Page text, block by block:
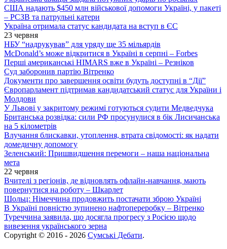
США надають $450 млн військової допомоги Україні, у пакеті
– РСЗВ та патрульні катери
Україна отримала статус кандидата на вступ в ЄС
23 червня
НБУ “надрукував” для уряду ще 35 мільярдів
McDonald’s може відкритися в Україні в серпні – Forbes
Перші американські HIMARS вже в Україні – Резніков
Суд заборонив партію Вітренко
Документи про завершення освіти будуть доступні в “Дії”
Європарламент підтримав кандидатський статус для України і
Молдови
У Львові у закритому режимі готуються судити Медведчука
Британська розвідка: сили РФ просунулися в бік Лисичанська
на 5 кілометрів
Влучання блискавки, утоплення, втрата свідомості: як надати
домедичну допомогу
Зеленський: Пришвидшення перемоги – наша національна
мета
22 червня
Вчителі з регіонів, де відновлять офлайн-навчання, мають
повернутися на роботу – Шкарлет
Шольц: Німеччина продовжить постачати зброю Україні
В Україні повністю зупинено нафтопереробку – Вітренко
Туреччина заявила, що досягла прогресу з Росією щодо
вивезення українського зерна
Copyright © 2016 - 2026 Сумські Дебати.